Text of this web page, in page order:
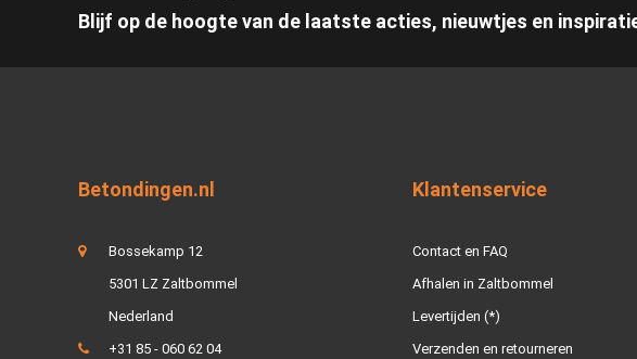
Blijf op de hoogte van de laatste acties, nieuwtjes en
Betondingen.nl
Bossekamp 12
5301 LZ Zaltbommel
Nederland
+31 85 - 060 62 04
Klantenservice
Contact en FAQ
Afhalen in Zaltbommel
Levertijden (*)
Verzenden en retourneren